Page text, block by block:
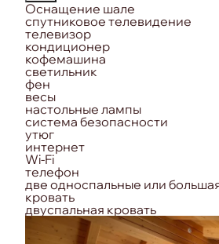
Оснащение шале
спутниковое телевидение
телевизор
кондиционер
кофемашина
светильник
фен
весы
настольные лампы
система безопасности
утюг
интернет
Wi-Fi
телефон
две односпальные или
кровать
двуспальная кровать